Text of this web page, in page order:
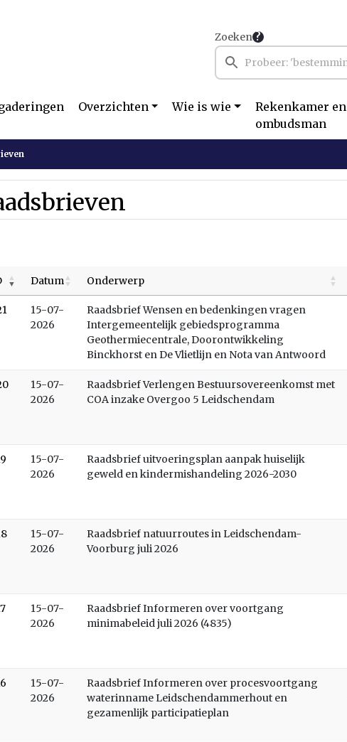
Zoeken
Overzichten Wie is wie
Rekenkamer en
ombudsman
Datum Onderwerp
15-07-
2026
Raadsbrief Wensen en bedenkingen vragen
Intergemeentelijk gebiedsprogramma
Geothermiecentrale, Doorontwikkeling
Binckhorst en De Vlietlijn en Nota van Antwoord
15-07-
2026
Raadsbrief Verlengen Bestuursovereenkomst met
COA inzake Overgoo 5 Leidschendam
15-07-
2026
Raadsbrief uitvoeringsplan aanpak huiselijk
geweld en kindermishandeling 2026-2030
15-07-
2026
Raadsbrief natuurroutes in Leidschendam-
Voorburg juli 2026
15-07-
2026
Raadsbrief Informeren over voortgang
minimabeleid juli 2026 (4835)
15-07-
2026
Raadsbrief Informeren over procesvoortgang
waterinname Leidschendammerhout en
gezamenlijk participatieplan